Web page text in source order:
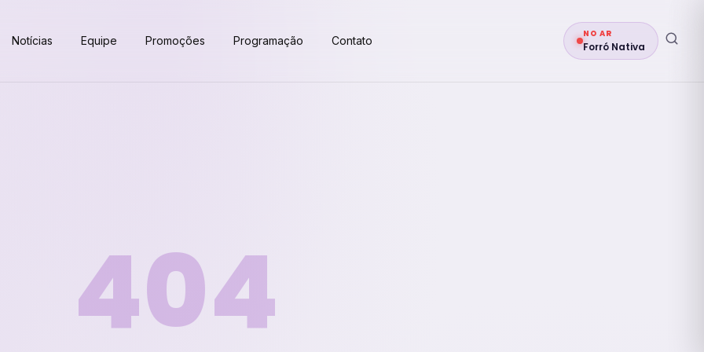
Notícias Equipe Promoções Programação Contato
NO AR
Forró Nativa
404